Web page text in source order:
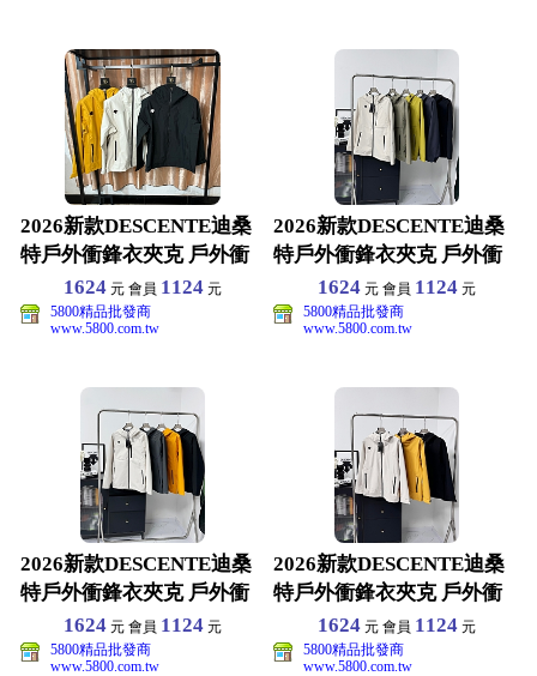
2026新款DESCENTE迪桑
特戶外衝鋒衣夾克 戶外衝
鋒衣夾克 M-
1624 元 會員 1124 元
5800精品批發商
www.5800.com.tw
2026新款DESCENTE迪桑
特戶外衝鋒衣夾克 戶外衝
鋒衣夾克 M-
1624元 會員 1124元
5800精品批發商
www.5800.com.tw
2026新款DESCENTE迪桑
特戶外衝鋒衣夾克 戶外衝
鋒衣夾克 M-
1624 元 會員 1124 元
5800精品批發商
www.5800.com.tw
2026新款DESCENTE迪桑
特戶外衝鋒衣夾克 戶外衝
鋒衣夾克 M-
1624元 會員 1124元
5800精品批發商
www.5800.com.tw